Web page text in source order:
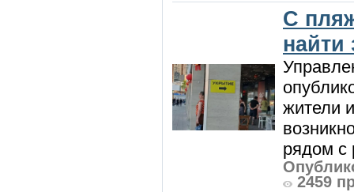
С
жители
рядом с
2459